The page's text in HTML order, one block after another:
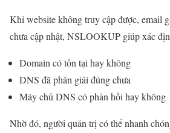
Khi website không truy cập được, email
chưa cập nhật, NSLOOKUP giúp xác
Domain có tồn tại hay không
DNS đã phân giải đúng chưa
Máy chủ DNS có phản hồi hay không
Nhờ đó, người quản trị có thể nhanh